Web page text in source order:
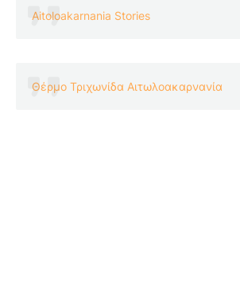
Aitoloakarnania Stories
Θέρμο Τριχωνίδα Αιτωλοακαρνανία